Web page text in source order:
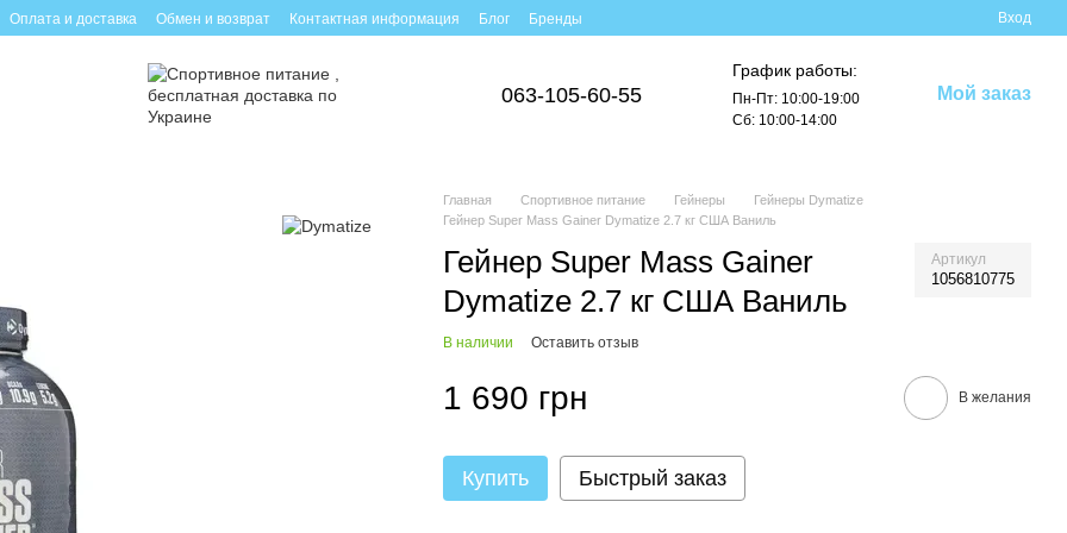
Оплата и доставка Обмен и возврат Контактная информация Блог Бренды Вход
063-105-60-55
График работы:
Пн-Пт: 10:00-19:00
Сб: 10:00-14:00
Мой заказ
Главная Спортивное питание Гейнеры
Гейнеры Dymatize
Гейнер Super Mass Gainer Dymatize 2.7 кг США Ваниль
Гейнер Super Mass Gainer
Dymatize 2.7 кг США Ваниль
Артикул
1056810775
В наличии Оставить отзыв
1 690 грн В желания
Купить Быстрый заказ